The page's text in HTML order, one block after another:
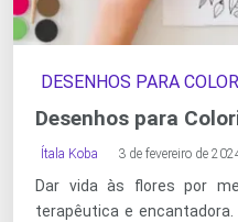
DESENHOS PARA
Desenhos para
Ítala Koba 3 de fevereiro de
Dar vida às flores por
terapêutica e